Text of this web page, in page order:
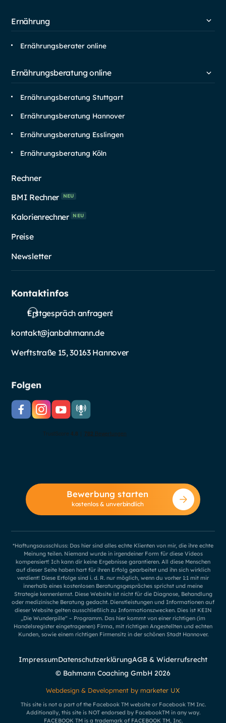
Ernährung
Ernährungsberater online
Ernährungsberatung online
Ernährungsberatung Stuttgart
Ernährungsberatung Hannover
Ernährungsberatung Esslingen
Ernährungsberatung Köln
Rechner
BMI Rechner
NEU
Kalorienrechner NEU
Preise
Newsletter
Kontaktinfos
Erstgespräch anfragen!
kontakt@janbahmann.de
Werftstraße 15, 30163 Hannover
Bewerbung starten
kostenlos & unverbindlich
Folgen
*Haftungsausschluss: Das hier sind alles echte Klienten von mir, die ihre echte
Meinung teilen. Niemand wurde in irgendeiner Form für diese Videos
kompensiert! Ich kann dir keine Ergebnisse garantieren. All diese Menschen
auf dieser Seite haben hart für ihren Erfolg gearbeitet und ihn sich wirklich
verdient! Diese Erfolge sind i. d. R. nur möglich, wenn du vorher 1:1 mit mir
innerhalb eines kostenlosen Beratungsgespräches sprichst und meine
Strategie kennenlernst. Diese Website ist nicht für die Diagnose, Behandlung
oder medizinische Beratung gedacht. Dienstleistungen und Informationen auf
dieser Website gelten ausschließlich zu Informationszwecken. Dies ist KEIN
„Die Wunderpille“ – Programm. Das hier kommt von einer richtigen (im
Handelsregister eingetragenen) Firma, mit richtigen Angestellten und echten
Kunden, sowie einem richtigen Firmensitz in der schönen Stadt Hannover.
© Bahmann Coaching GmbH 2026
ImpressumDatenschutzerklärungAGB & Widerrufsrecht
Webdesign & Development by marketer UX
This site is not a part of the Facebook TM website or Facebook TM Inc.
Additionally, this site is NOT endorsed by FacebookTM in any way.
FACEBOOK TM is a trademark of FACEBOOK TM, Inc.